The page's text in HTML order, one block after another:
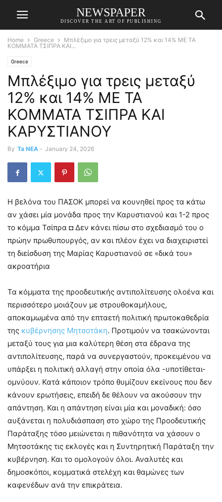
NEWSPAPER
DISCOVER THE ART OF PUBLISHING
Home Greece
Μπλέξιμο για τρεις μεταξύ 12% και 14% ΜΕ ΤΑ
ΚΟΜΜΑΤΑ ΤΣΙΠΡΑ ΚΑΙ...
Greece
Μπλέξιμο για τρεις μεταξύ
12% και 14% ΜΕ ΤΑ
ΚΟΜΜΑΤΑ ΤΣΙΠΡΑ ΚΑΙ
ΚΑΡΥΣΤΙΑΝΟΥ
By Ta NEA - January 24, 2026
Η βελόνα του ΠΑΣΟΚ μπορεί να κουνηθεί προς τα κάτω
αν χάσει μία μονάδα προς την Καρυστιανού και 1-2 προς
το κόμμα Τσίπρα ◘ Δεν κάνει πίσω στο σχεδιασμό του ο
πρώην πρωθυπουργός, αν και πλέον έχει να διαχειριστεί
τη διείσδυση της Μαρίας Καρυστιανού σε «δικά του»
ακροατήρια
Τα κόμματα της προοδευτικής αντιπολίτευσης ολοένα και
περισσότερο μοιάζουν με στρουθοκαμήλους,
αποκαμωμένα από την επταετή πολιτική πρωτοκαθεδρία
της κυβέρνησης Μητσοτάκη. Προτιμούν να τσακώνονται
μεταξύ τους για μια καλύτερη θέση στα έδρανα της
αντιπολίτευσης, παρά να συνεργαστούν, προκειμένου να
υπάρξει η πολιτική αλλαγή στην οποία όλα -υποτίθεται-
ομνύουν. Κατά κάποιον τρόπο θυμίζουν εκείνους που δεν
κάνουν ερωτήσεις, επειδή δε θέλουν να ακούσουν την
απάντηση. Και η απάντηση είναι μία και μοναδική: όσο
αυξάνεται η πολυδιάσπαση στο χώρο της Προοδευτικής
Παράταξης τόσο μειώνεται η πιθανότητα να χάσουν ο
Μητσοτάκης τις εκλογές και η Συντηρητική Παράταξη την
κυβέρνηση. Και το ομολογούν όλοι. Αναλυτές και
δημοσκόποι, κομματικά στελέχη και θαμώνες των
καφενέδων ανά την επικράτεια.